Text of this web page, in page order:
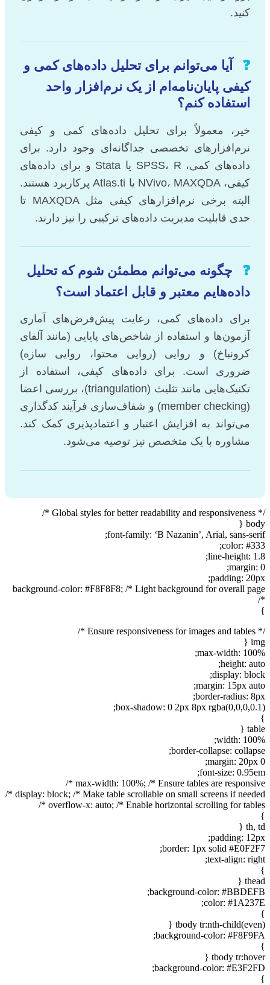
کنید.
❓
آیا می‌توانم برای تحلیل داده‌های کمی و
کیفی پایان‌نامه‌ام از یک نرم‌افزار واحد
استفاده کنم؟
خیر، معمولاً برای تحلیل داده‌های کمی و کیفی
نرم‌افزارهای تخصصی جداگانه‌ای وجود دارد. برای
داده‌های کمی، SPSS، R یا Stata و برای داده‌های
کیفی، NVivo، MAXQDA یا Atlas.ti پرکاربرد هستند.
البته برخی نرم‌افزارهای کیفی مثل MAXQDA تا
حدی قابلیت مدیریت داده‌های ترکیبی را نیز دارند.
❓
چگونه می‌توانم مطمئن شوم که تحلیل
داده‌هایم معتبر و قابل اعتماد است؟
برای داده‌های کمی، رعایت پیش‌فرض‌های آماری
آزمون‌ها و استفاده از شاخص‌های پایایی (مانند آلفای
کرونباخ) و روایی (روایی محتوا، روایی سازه)
ضروری است. برای داده‌های کیفی، استفاده از
تکنیک‌هایی مانند تثلیث (triangulation)، بررسی اعضا
(member checking) و شفاف‌سازی فرآیند کدگذاری
می‌تواند به افزایش اعتبار و اعتمادپذیری کمک کند.
مشاوره با یک متخصص نیز توصیه می‌شود.
/* Global styles for better readability and responsiveness */
body {
font-family: ‘B Nazanin’, Arial, sans-serif;
color: #333;
line-height: 1.8;
margin: 0;
padding: 20px;
background-color: #F8F8F8; /* Light background for overall page
*/
}
/* Ensure responsiveness for images and tables */
img {
max-width: 100%;
height: auto;
display: block;
margin: 15px auto;
border-radius: 8px;
box-shadow: 0 2px 8px rgba(0,0,0,0.1);
}
table {
width: 100%;
border-collapse: collapse;
margin: 20px 0;
font-size: 0.95em;
max-width: 100%; /* Ensure tables are responsive */
display: block; /* Make table scrollable on small screens if needed */
overflow-x: auto; /* Enable horizontal scrolling for tables */
}
th, td {
padding: 12px;
border: 1px solid #E0F2F7;
text-align: right;
}
thead {
background-color: #BBDEFB;
color: #1A237E;
}
tbody tr:nth-child(even) {
background-color: #F8F9FA;
}
tbody tr:hover {
background-color: #E3F2FD;
}